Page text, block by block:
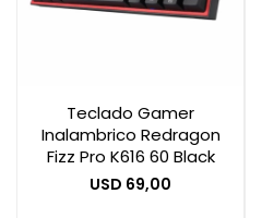
Teclado Gamer
Inalambrico Redragon
Fizz Pro K616 60 Black
USD 69,00